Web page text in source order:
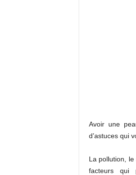
Avoir une
d’astuces qui
La pollution,
facteurs qui